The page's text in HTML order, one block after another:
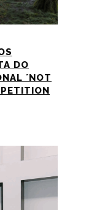
DO
´NOT